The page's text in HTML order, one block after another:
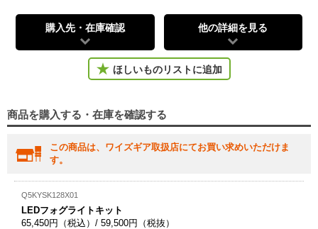
購入先・在庫確認 他の詳細を見る
ほしいものリストに追加
商品を購入する・在庫を確認する
この商品は、ワイズギア取扱店にてお買い求めいただけま
す。
Q5KYSK128X01
LEDフォグライトキット
65,450円（税込）/ 59,500円（税抜）